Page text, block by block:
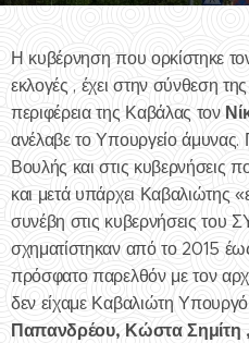
Η κυβέρνηση που ορκίστηκε
εκλογές , έχει στην σύνθεση
περιφέρεια της Καβάλας τον
ανέλαβε το Υπουργείο άμυνας.
Βουλής και στις κυβερνήσεις
και μετά υπάρχει Καβαλιώτης
συνέβη στις κυβερνήσεις του
σχηματίστηκαν από το 2015
πρόσφατο παρελθόν με τον
δεν είχαμε Καβαλιώτη
Παπανδρέου, Κώστα